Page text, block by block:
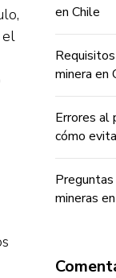
el
en Chile
minera en
Errores al
cómo
mineras